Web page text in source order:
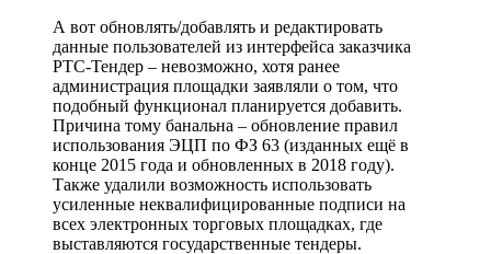
А вот обновлять/добавлять и редактировать
данные пользователей из интерфейса заказчика
РТС-Тендер – невозможно, хотя ранее
администрация площадки заявляли о том, что
подобный функционал планируется добавить.
Причина тому банальна – обновление правил
использования ЭЦП по ФЗ 63 (изданных ещё в
конце 2015 года и обновленных в 2018 году).
Также удалили возможность использовать
усиленные неквалифицированные подписи на
всех электронных торговых площадках, где
выставляются государственные тендеры.